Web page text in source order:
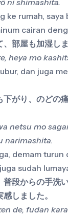
ke rumah, saya
cairan
部屋も加湿しま
heya mo
dan juga
下がり、のどの
netsu mo
narimashita.
demam turun
sudah
普段からの手洗
しました。
de, fudan